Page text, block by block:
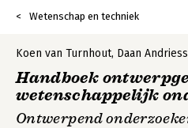
Wetenschap en techniek
Koen van Turnhout, Daan
Handboek
wetenschappelijk
Ontwerpend